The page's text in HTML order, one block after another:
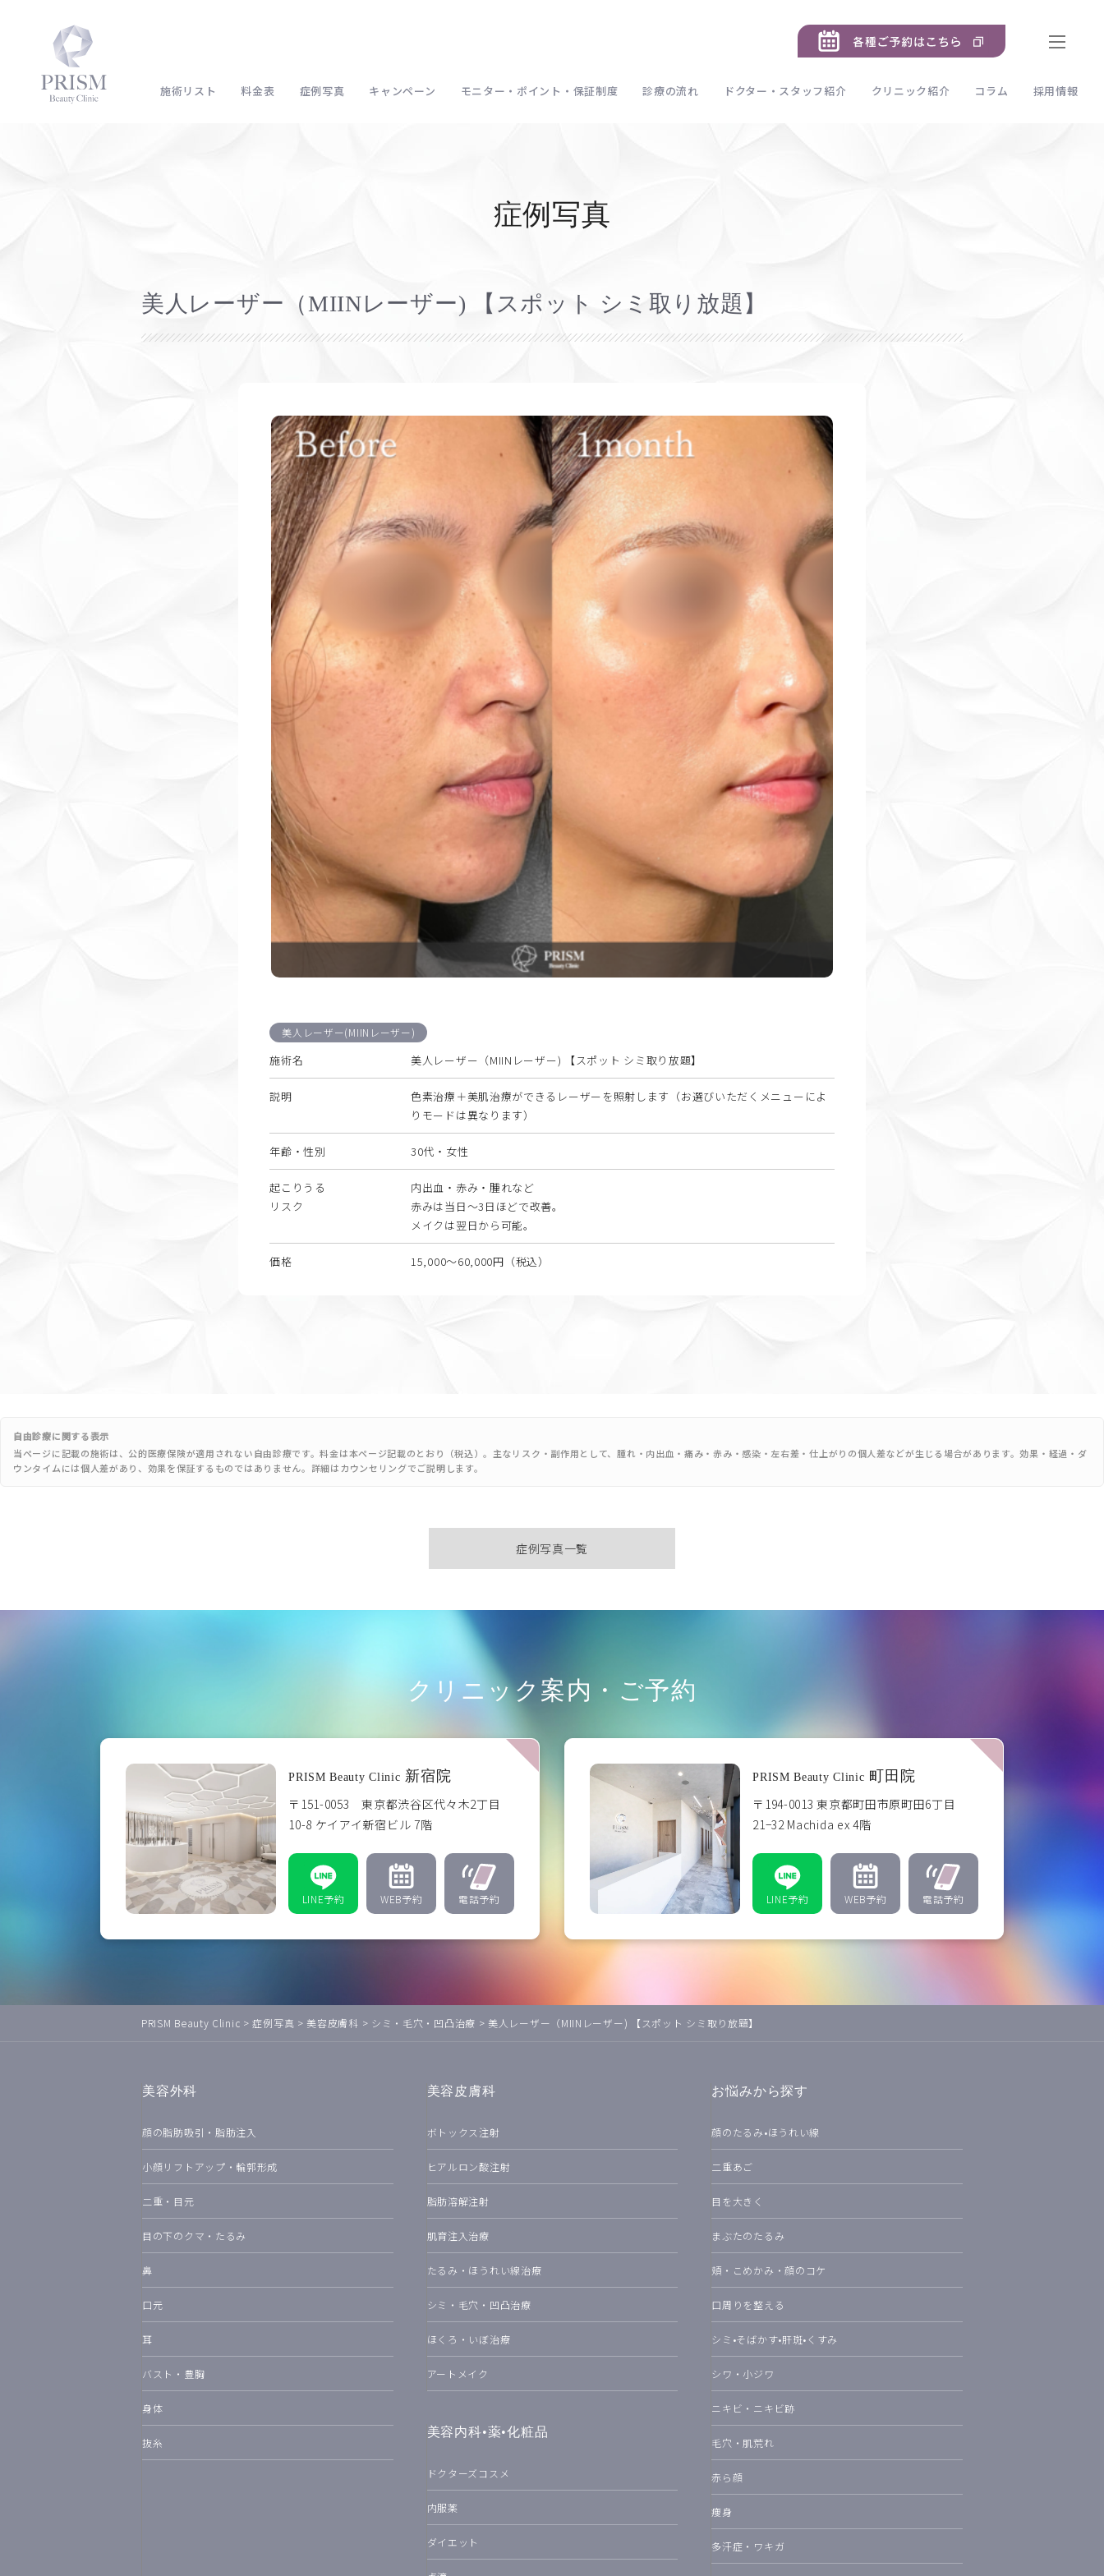
施術リスト 料金表 症例写真 キャンペーン モニター・ポイント・保証制度 診療の流れ ドクター・スタッフ紹介 クリニック紹介 コラム 採用情報
症例写真
美人レーザー（MIINレーザー) 【スポット シミ取り放題】
美人レーザー(MIINレーザー)
施術名 美人レーザー（MIINレーザー) 【スポット シミ取り放題】
説明
色素治療＋美肌治療ができるレーザーを照射します（お選びいただくメニューによ
りモードは異なります）
年齢・性別 30代・女性
起こりうる
リスク
内出血・赤み・腫れなど
赤みは当日〜3日ほどで改善。
メイクは翌日から可能。
価格 15,000〜60,000円（税込）
自由診療に関する表示
当ページに記載の施術は、公的医療保険が適用されない自由診療です。料金は本ページ記載のとおり（税込）。主なリスク・副作用として、腫れ・内出血・痛み・赤み・感染・左右差・仕上がりの個人差などが生じる場合があります。効果・経過・ダ
ウンタイムには個人差があり、効果を保証するものではありません。詳細はカウンセリングでご説明します。
症例写真一覧
クリニック案内・ご予約
PRISM Beauty Clinic 新宿院
〒151-0053 東京都渋谷区代々木2丁目
10-8 ケイアイ新宿ビル 7階
LINE予約 WEB予約 電話予約
PRISM Beauty Clinic 町田院
〒194-0013 東京都町田市原町田6丁目
21−32 Machida ex 4階
LINE予約 WEB予約 電話予約
PRISM Beauty Clinic >症例写真 >美容皮膚科 > シミ・毛穴・凹凸治療 >美人レーザー（MIINレーザー) 【スポット シミ取り放題】
美容外科
顔の脂肪吸引・脂肪注入
小顔リフトアップ・輪郭形成
二重・目元
目の下のクマ・たるみ
鼻
口元
耳
バスト・豊胸
身体
抜糸
美容皮膚科
ボトックス注射
ヒアルロン酸注射
脂肪溶解注射
肌育注入治療
たるみ・ほうれい線治療
シミ・毛穴・凹凸治療
ほくろ・いぼ治療
アートメイク
美容内科•薬•化粧品
ドクターズコスメ
内服薬
ダイエット
お悩みから探す
顔のたるみ•ほうれい線
二重あご
目を大きく
まぶたのたるみ
頬・こめかみ・顔のコケ
口周りを整える
シミ•そばかす•肝斑•くすみ
シワ・小ジワ
ニキビ・ニキビ跡
毛穴・肌荒れ
赤ら顔
痩身
多汗症・ワキガ